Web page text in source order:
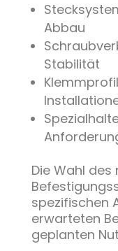
Abbau
Stabilität
Die Wahl des
spezifischen
erwarteten
geplanten